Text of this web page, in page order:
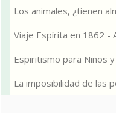
Los animales, ¿tienen
Viaje Espírita en 1862 -
Espiritismo para Niños y
La imposibilidad de las